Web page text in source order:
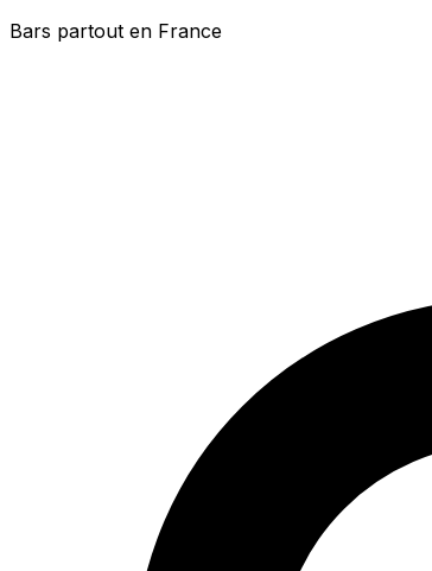
Bars partout en France